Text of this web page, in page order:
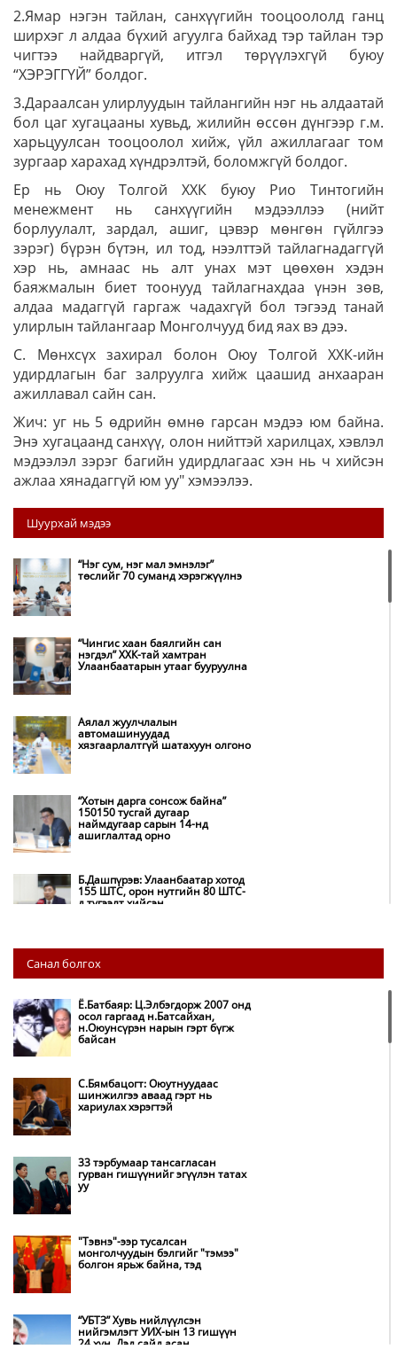
2.Ямар нэгэн тайлан, санхүүгийн тооцоололд ганц
ширхэг л алдаа бүхий агуулга байхад тэр тайлан тэр
чигтээ найдваргүй, итгэл төрүүлэхгүй буюу
“ХЭРЭГГҮЙ” болдог.
3.Дараалсан улирлуудын тайлангийн нэг нь алдаатай
бол цаг хугацааны хувьд, жилийн өссөн дүнгээр г.м.
харьцуулсан тооцоолол хийж, үйл ажиллагааг том
зургаар харахад хүндрэлтэй, боломжгүй болдог.
Ер нь Оюу Толгой ХХК буюу Рио Тинтогийн
менежмент нь санхүүгийн мэдээллээ (нийт
борлуулалт, зардал, ашиг, цэвэр мөнгөн гүйлгээ
зэрэг) бүрэн бүтэн, ил тод, нээлттэй тайлагнадаггүй
хэр нь, амнаас нь алт унах мэт цөөхөн хэдэн
баяжмалын биет тоонууд тайлагнахдаа үнэн зөв,
алдаа мадаггүй гаргаж чадахгүй бол тэгээд танай
улирлын тайлангаар Монголчууд бид яах вэ дээ.
С. Мөнхсүх захирал болон Оюу Толгой ХХК-ийн
удирдлагын баг залруулга хийж цаашид анхааран
ажиллавал сайн сан.
Жич: уг нь 5 өдрийн өмнө гарсан мэдээ юм байна.
Энэ хугацаанд санхүү, олон нийттэй харилцах, хэвлэл
мэдээлэл зэрэг багийн удирдлагаас хэн нь ч хийсэн
ажлаа хянадаггүй юм уу" хэмээлээ.
Шуурхай мэдээ
“Нэг сум, нэг мал эмнэлэг”
төслийг 70 суманд хэрэгжүүлнэ
“Чингис хаан баялгийн сан
нэгдэл” ХХК-тай хамтран
Улаанбаатарын утааг бууруулна
Аялал жуулчлалын
автомашинуудад
хязгаарлалтгүй шатахуун олгоно
“Хотын дарга сонсож байна”
150150 тусгай дугаар
наймдугаар сарын 14-нд
ашиглалтад орно
Б.Дашпүрэв: Улаанбаатар хотод
155 ШТС, орон нутгийн 80 ШТС-
д түгээлт хийсэн
НИТХ: Багануур ХК-ийг түшиглэн
нүүрс-пиролизийн үйлдвэр
байгуулж, ирэх оноос хагас кокс
Амаргүй цаг үеийг ирэх
НИТХ-ын төлөөлөгчид COP17
Монгол Улс “COP17”-д “Тал
Нөөцийн махны худалдаа,
Санал болгох
Ё.Батбаяр: Ц.Элбэгдорж 2007 онд
осол гаргаад н.Батсайхан,
н.Оюунсүрэн нарын гэрт бүгж
байсан
С.Бямбацогт: Оюутнуудаас
шинжилгээ аваад гэрт нь
хариулах хэрэгтэй
33 тэрбумаар тансагласан
гурван гишүүнийг эгүүлэн татах
уу
"Тэвнэ"-ээр тусалсан
монголчуудын бэлгийг "тэмээ"
болгон ярьж байна, тэд
“УБТЗ” Хувь нийлүүлсэн
нийгэмлэгт УИХ-ын 13 гишүүн
24 хүн, Дэд сайд асан